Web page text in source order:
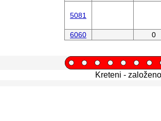
5081
6060 0
Kreteni -